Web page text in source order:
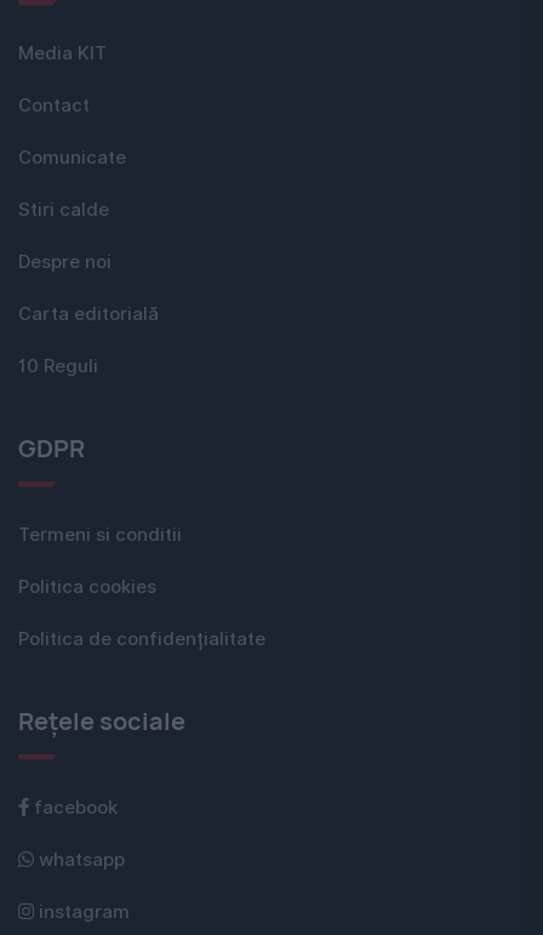
Media KIT
Contact
Comunicate
Stiri calde
Despre noi
Carta editorială
10 Reguli
GDPR
Termeni si conditii
Politica cookies
Politica de confidențialitate
Rețele sociale
facebook
whatsapp
instagram